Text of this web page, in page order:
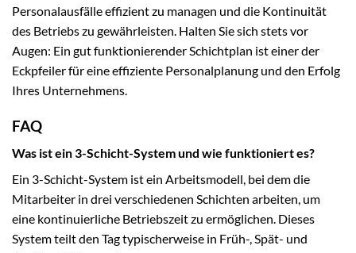
Personalausfälle effizient zu managen und die Kontinuität
des Betriebs zu gewährleisten. Halten Sie sich stets vor
Augen: Ein gut funktionierender Schichtplan ist einer der
Eckpfeiler für eine effiziente Personalplanung und den Erfolg
Ihres Unternehmens.
FAQ
Was ist ein 3-Schicht-System und wie funktioniert es?
Ein 3-Schicht-System ist ein Arbeitsmodell, bei dem die
Mitarbeiter in drei verschiedenen Schichten arbeiten, um
eine kontinuierliche Betriebszeit zu ermöglichen. Dieses
System teilt den Tag typischerweise in Früh-, Spät- und